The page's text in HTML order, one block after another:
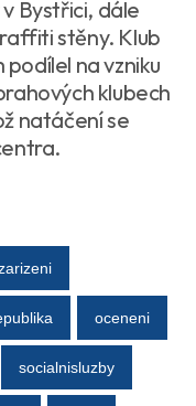
Bystřici, dále
stěny. Klub
na vzniku
klubech
natáčení se
oceneni
socialnisluzby